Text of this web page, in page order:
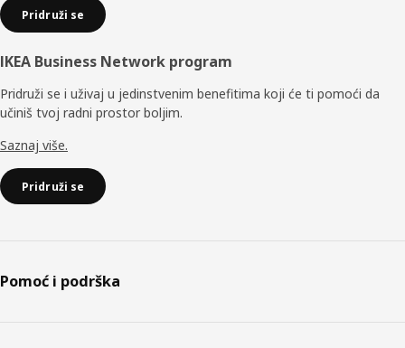
Pridruži se
IKEA Business Network program
Pridruži se i uživaj u jedinstvenim benefitima koji će ti pomoći da
učiniš tvoj radni prostor boljim.
Saznaj više.
Pridruži se
Pomoć i podrška